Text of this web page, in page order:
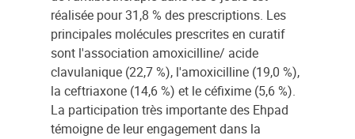
réalisée pour 31,8 % des prescriptions. Les
principales molécules prescrites en curatif
sont l'association amoxicilline/ acide
clavulanique (22,7 %), l'amoxicilline (19,0 %),
la ceftriaxone (14,6 %) et le céfixime (5,6 %).
La participation très importante des Ehpad
témoigne de leur engagement dans la